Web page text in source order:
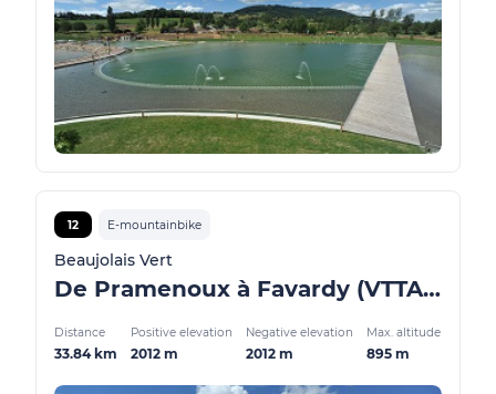
12 E-mountainbike
Beaujolais Vert
De Pramenoux à Favardy (VTTAE)
Distance
33.84 km
Positive elevation
2012 m
Negative elevation
2012 m
Max. altitude
895 m